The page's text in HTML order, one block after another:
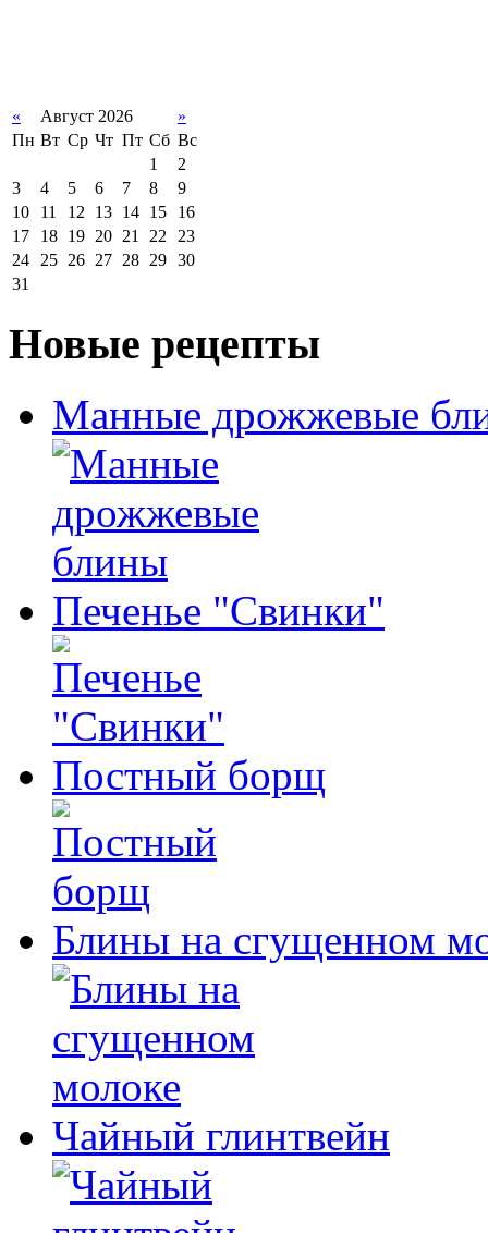
« Август 2026
»
Пн Вт Ср Чт Пт Сб Вс
1
2
3
4 5 6 7 8
9
10
11 12 13 14 15
16
17
18 19 20 21 22 23
24 25 26 27 28 29 30
31
Новые рецепты
Манные дрожжевые
Печенье "Свинки"
Постный борщ
Блины на сгущенном
Чайный глинтвейн